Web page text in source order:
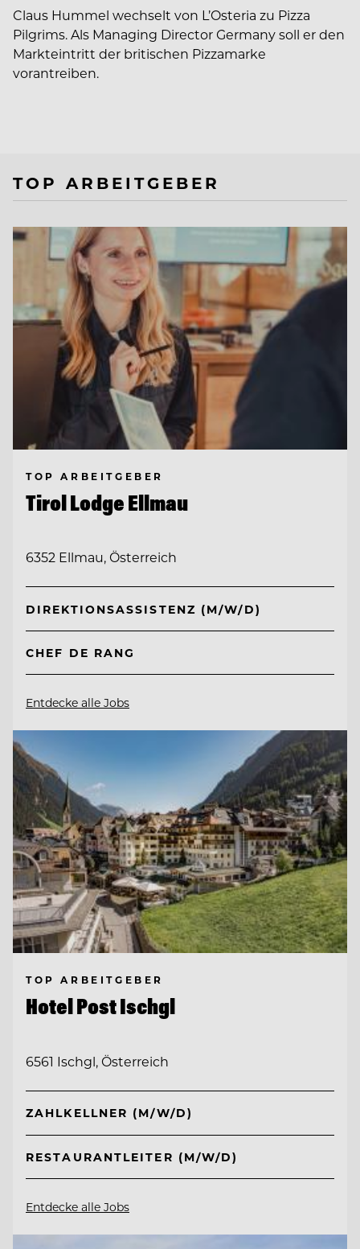
Claus Hummel wechselt von L’Osteria zu Pizza
Pilgrims. Als Managing Director Germany soll er den
Markteintritt der britischen Pizzamarke
vorantreiben.
TOP ARBEITGEBER
TOP ARBEITGEBER
Tirol Lodge Ellmau
6352 Ellmau, Österreich
DIREKTIONSASSISTENZ (M/W/D)
CHEF DE RANG
Entdecke alle Jobs
TOP ARBEITGEBER
Hotel Post Ischgl
6561 Ischgl, Österreich
ZAHLKELLNER (M/W/D)
RESTAURANTLEITER (M/W/D)
Entdecke alle Jobs